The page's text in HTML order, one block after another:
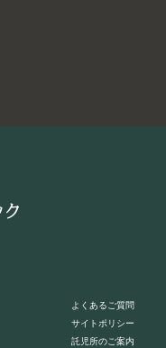
よくあるご質問
サイトポリシー
託児所のご案内